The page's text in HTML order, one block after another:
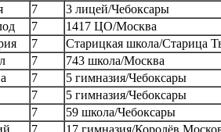
7
3 лицей/Чебоксары
7
1417 ЦО/Москва
7
Старицкая школа/Старица
7
743 школа/Москва
7
5 гимназия/Чебоксары
7
5 гимназия/Чебоксары
7
59 школа/Чебоксары
7
17 гимназия/Королёв